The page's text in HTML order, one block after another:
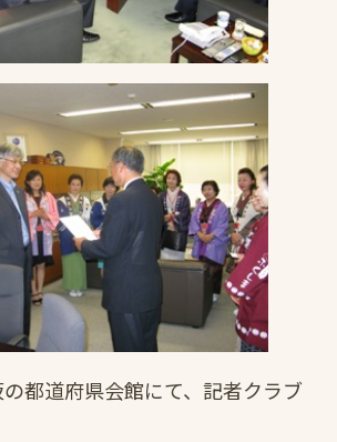
都道府県会館にて、記者クラブ